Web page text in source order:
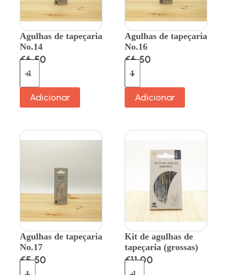
Agulhas de tapeçaria
No.14
€6.50
Adicionar
Agulhas de tapeçaria
No.16
€6.50
Adicionar
Agulhas de tapeçaria
No.17
€5.50
Kit de agulhas de
tapeçaria (grossas)
€11.00